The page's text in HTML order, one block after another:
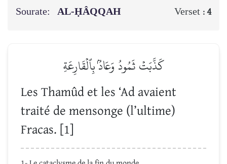
Sourate: AL-ḤÂQQAH Verset :4
كَذَّبَتۡ ثَمُودُ وَعَادُۢ بِٱلۡقَارِعَةِ
Les Thamûd et les ‘Ad avaient
traité de mensonge (l’ultime)
Fracas. [1]